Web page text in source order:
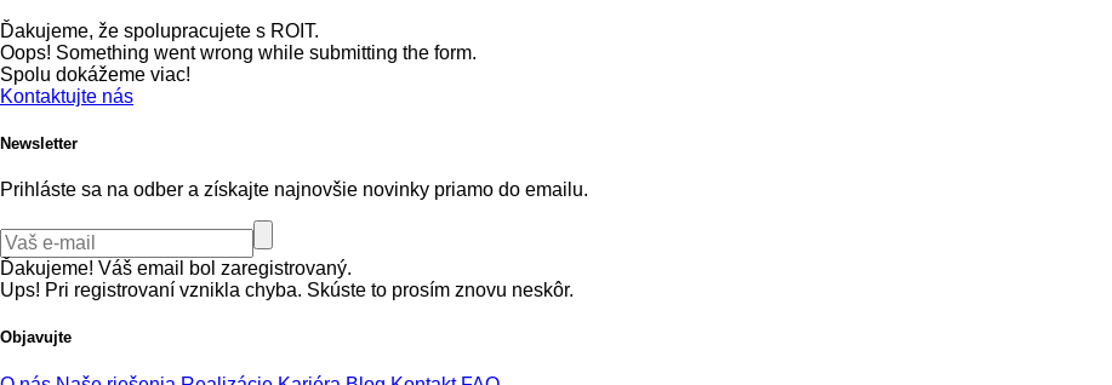
Ďakujeme, že spolupracujete s ROIT.
Oops! Something went wrong while submitting the form.
Spolu dokážeme viac!
Kontaktujte nás
Newsletter
Prihláste sa na odber a získajte najnovšie novinky priamo do emailu.
Ďakujeme! Váš email bol zaregistrovaný.
Ups! Pri registrovaní vznikla chyba. Skúste to prosím znovu neskôr.
Objavujte